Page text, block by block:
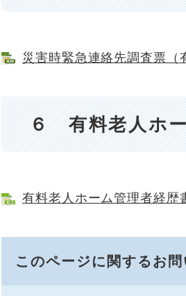
災害時緊急連絡先調査票
６ 有料老人ホ
有料老人ホーム管理者経
このページに関するお